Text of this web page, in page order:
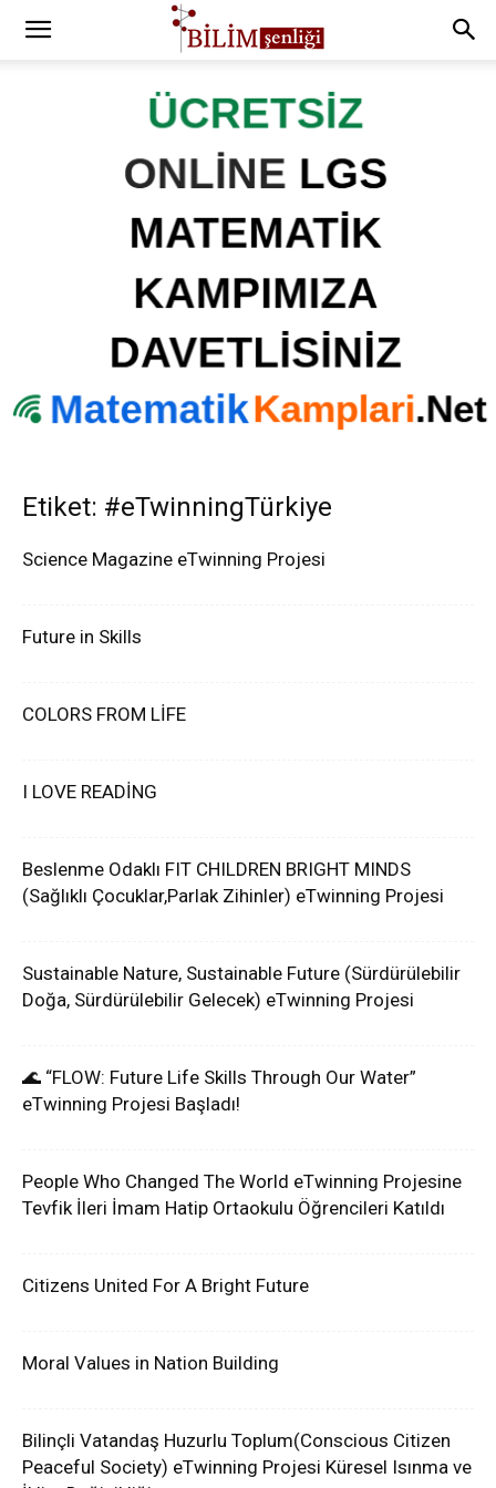
Etiket: #eTwinningTürkiye
Science Magazine eTwinning Projesi
Future in Skills
COLORS FROM LİFE
I LOVE READİNG
Beslenme Odaklı FIT CHILDREN BRIGHT MINDS
(Sağlıklı Çocuklar,Parlak Zihinler) eTwinning Projesi
Sustainable Nature, Sustainable Future (Sürdürülebilir
Doğa, Sürdürülebilir Gelecek) eTwinning Projesi
🌊 “FLOW: Future Life Skills Through Our Water”
eTwinning Projesi Başladı!
People Who Changed The World eTwinning Projesine
Tevfik İleri İmam Hatip Ortaokulu Öğrencileri Katıldı
Citizens United For A Bright Future
Moral Values in Nation Building
Bilinçli Vatandaş Huzurlu Toplum(Conscious Citizen
Peaceful Society) eTwinning Projesi Küresel Isınma ve